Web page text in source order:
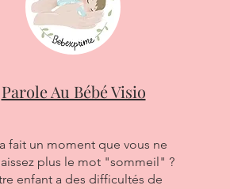
Parole Au Bébé Visio
fait un moment que vous ne
plus le mot "sommeil" ?
enfant a des difficultés de